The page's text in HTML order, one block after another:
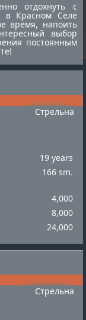
Стрельна
19 years
166 sm.
4,000
8,000
24,000
Стрельна
отдохнуть с
в Красном Селе
время, напоить
выбор
постоянным